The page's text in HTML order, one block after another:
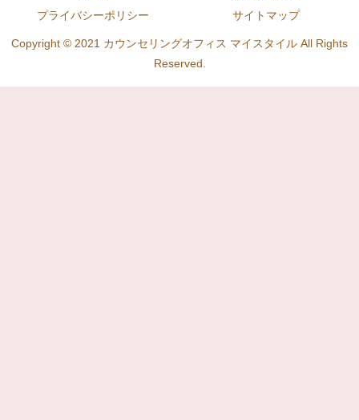
プライバシーポリシー
サイトマップ
Copyright © 2021 カウンセリングオフィス マイスタイル All Rights
Reserved.